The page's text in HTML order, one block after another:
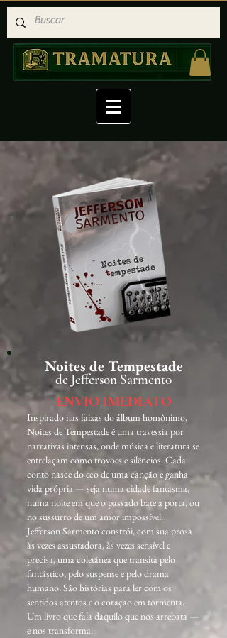
Noites de Tempestade
de Jefferson Sarmento
ENVIO IMEDIATO
Inspirado nas faixas do álbum homônimo,
Noites de Tempestade é uma travessia por
narrativas intensas, onde música e literatura se
entrelaçam como trovões e silêncios. Cada
conto nasce do eco de uma canção e ganha
vida própria — seja numa cidade fantasma,
numa noite em que o passado bate à porta, ou
no sussurro de um amor impossível.
Jefferson Sarmento constrói, com sua prosa
às vezes assustadora, às vezes sensível e
precisa, uma coletânea que transita pelo
fantástico, pelo suspense e pelo drama
humano. São histórias para ler com os
sentidos atentos e o coração em tormenta.
Um livro que fala daquilo que nos arrebata —
e nos transforma.